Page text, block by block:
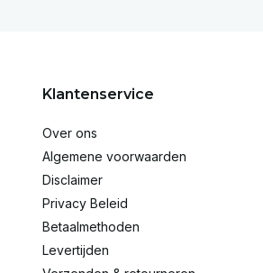
Klantenservice
Over ons
Algemene voorwaarden
Disclaimer
Privacy Beleid
Betaalmethoden
Levertijden